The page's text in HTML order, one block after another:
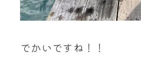
でかいですね！！